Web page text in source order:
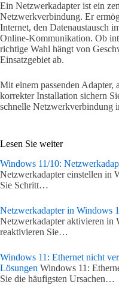
Ein Netzwerkadapter ist ein
Netzwerkverbindung. Er
Internet, den Datenaustausch
Online-Kommunikation. Ob
richtige Wahl hängt von
Einsatzgebiet ab.
Mit einem passenden Adapter,
korrekter Installation sichern
schnelle Netzwerkverbindung
Lesen Sie weiter
Windows 11/10:
Netzwerkadapter einstellen in
Sie Schritt…
Netzwerkadapter in Windows
Netzwerkadapter aktivieren in
reaktivieren Sie…
Windows 11: Ethernet nicht
Lösungen Windows 11:
Sie die häufigsten Ursachen…